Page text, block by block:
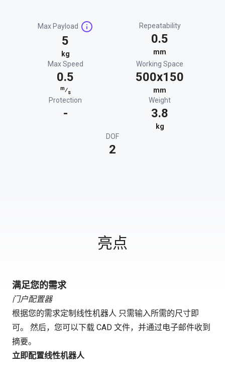
Max Payload
5
kg
Repeatability
0.5
mm
Max Speed
0.5
m⁄s
Working Space
500x150
mm
Protection
-
Weight
3.8
kg
DOF
2
亮点
满足您的需求
门户配置器
根据您的需求定制线性机器人 只需输入所需的尺寸即
可。 然后，您可以下载 CAD 文件，并通过电子邮件收到
摘要。
立即配置线性机器人